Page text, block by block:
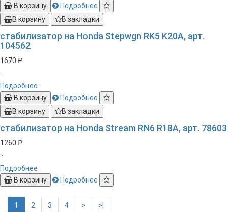
В корзину
Подробнее
В корзину
В закладки
стабилизатор на Honda Stepwgn RK5 K20A, арт.
104562
1670 ₽
..
Подробнее
В корзину
Подробнее
В корзину
В закладки
стабилизатор на Honda Stream RN6 R18A, арт. 78603
1260 ₽
..
Подробнее
В корзину
Подробнее
1 2 3 4 > >|